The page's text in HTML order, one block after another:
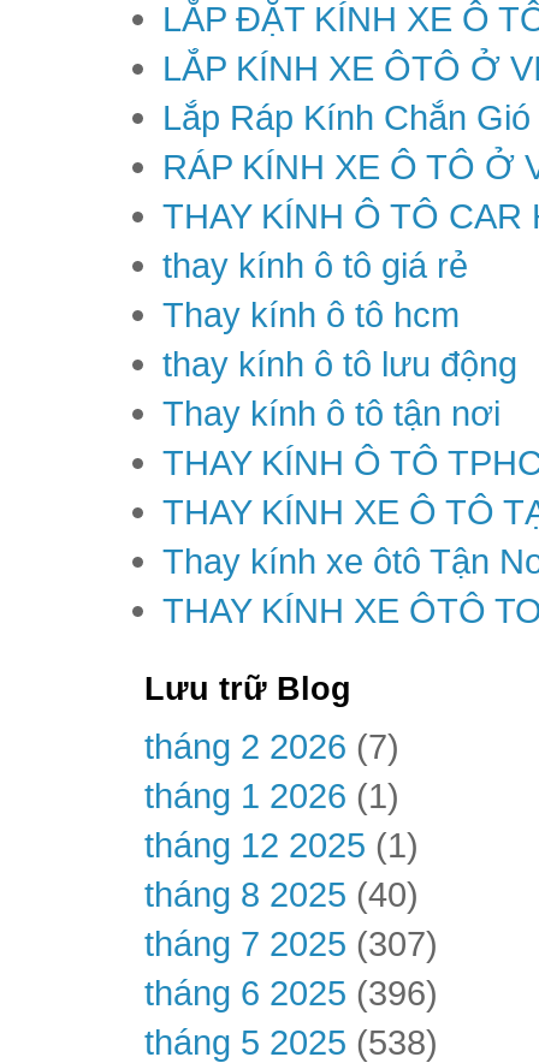
LẮP ĐẶT KÍNH XE Ô
LẮP KÍNH XE ÔTÔ Ở
Lắp Ráp Kính Chắn
RÁP KÍNH XE Ô TÔ Ở
THAY KÍNH Ô TÔ CAR
thay kính ô tô giá rẻ
Thay kính ô tô hcm
thay kính ô tô lưu động
Thay kính ô tô tận nơi
THAY KÍNH Ô TÔ
THAY KÍNH XE Ô TÔ
Thay kính xe ôtô Tận
THAY KÍNH XE ÔTÔ
Lưu trữ Blog
tháng 2 2026 (7)
tháng 1 2026 (1)
tháng 12 2025 (1)
tháng 8 2025 (40)
tháng 7 2025 (307)
tháng 6 2025 (396)
tháng 5 2025 (538)